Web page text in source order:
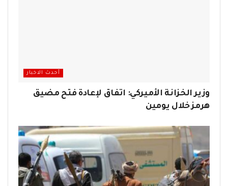
أحدث الاخبار
وزير الخزانة الأميركي: اتفاق لإعادة فتح مضيق
هرمز خلال يومين